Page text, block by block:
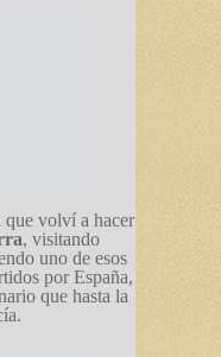
volví a hacer
, visitando
uno de esos
por España,
que hasta la